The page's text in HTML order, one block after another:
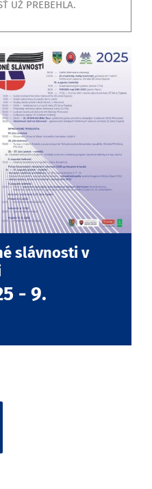
UŽ PREBEHLA.
slávnosti v
- 9.